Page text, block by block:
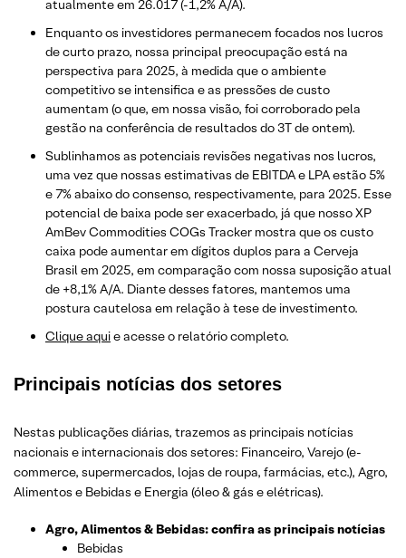
atualmente em 26.017 (-1,2% A/A).
Enquanto os investidores permanecem focados nos lucros
de curto prazo, nossa principal preocupação está na
perspectiva para 2025, à medida que o ambiente
competitivo se intensifica e as pressões de custo
aumentam (o que, em nossa visão, foi corroborado pela
gestão na conferência de resultados do 3T de ontem).
Sublinhamos as potenciais revisões negativas nos lucros,
uma vez que nossas estimativas de EBITDA e LPA estão 5%
e 7% abaixo do consenso, respectivamente, para 2025. Esse
potencial de baixa pode ser exacerbado, já que nosso XP
AmBev Commodities COGs Tracker mostra que os custo
caixa pode aumentar em dígitos duplos para a Cerveja
Brasil em 2025, em comparação com nossa suposição atual
de +8,1% A/A. Diante desses fatores, mantemos uma
postura cautelosa em relação à tese de investimento.
Clique aquie acesse o relatório completo.
Principais notícias dos setores
Nestas publicações diárias, trazemos as principais notícias
nacionais e internacionais dos setores: Financeiro, Varejo(e-
commerce, supermercados, lojas de roupa, farmácias, etc.), Agro,
Alimentos e Bebidas e Energia (óleo & gás e elétricas).
Agro, Alimentos & Bebidas: confira as principais notícias
Bebidas